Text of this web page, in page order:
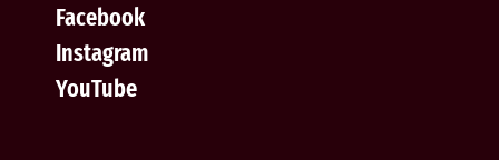
Facebook
Instagram
YouTube